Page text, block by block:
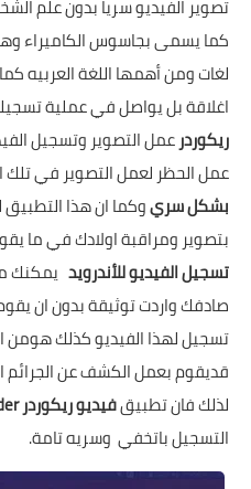
تصوير الفيديو سريا بدون علم
كما يسمى بجاسوس الكاميراء
لغات ومن أهمها اللغة العربيه
اغلاقة بل يواصل في عملية
ريكوردرعمل التصوير وتسجيل
عمل الحظر لعمل التصوير في تلك
بشكل سريوكما ان هذا التطبيق
بتصوير ومراقبة اولادك في ما
تسجيل الفيديو للأندرويد يمكنك
صادفك واردت توثيقة بدون ان
تسجيل لهذا الفيديو كذلك هومن
قديقوم بعمل الكشف عن
لذلك فان تطبيقفيديو ريكوردر Video Recorder
التسجيل باتخفي وسريه تامة.